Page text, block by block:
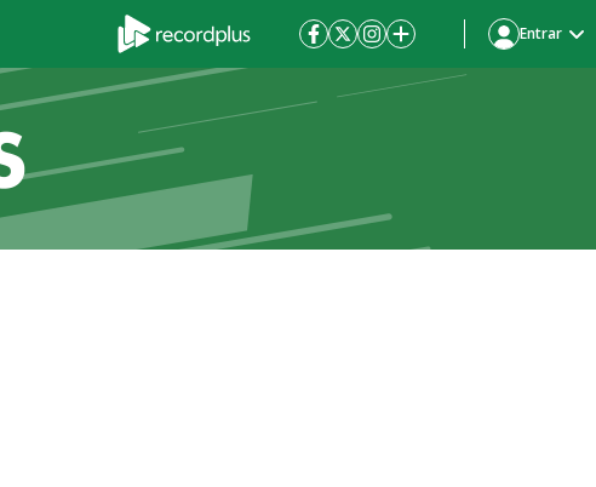
Entrar